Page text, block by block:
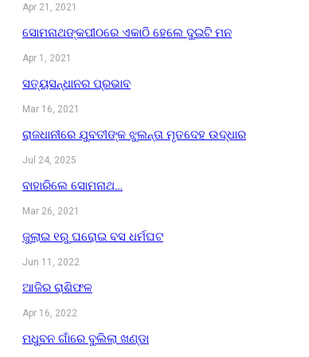
Apr 21, 2021
ସୋମନାଥଙ୍କପୀଠରେ ଏକାଠି ହେଲେ ଦୁଇଟି ମନ
Apr 1, 2021
ସତ୍ୟସନ୍ଧାନର ପ୍ରଭାବ
Mar 16, 2021
ରାଜଧାନୀରେ ଯୁବତୀଙ୍କ ଝୁଲନ୍ତା ମୃତଦେହ ଉଦ୍ଧାର
Jul 24, 2025
ବାହାରିଲେ ସୋମନାଥ…
Mar 26, 2021
ଜୁଲାଇ ୧ରୁ ଘରୋଇ ବସ ଧର୍ମଘଟ
Jun 11, 2022
ଆଜିର ରାଶିଫଳ
Apr 16, 2022
ମଧୁବନ ଗାଁରେ ବୁଲିଲା ଖଣ୍ଡା